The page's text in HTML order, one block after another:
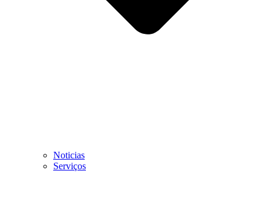
Noticias
Serviços